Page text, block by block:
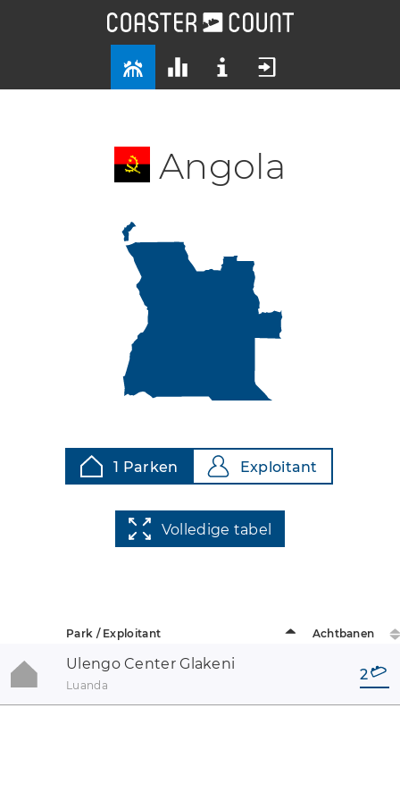
Angola
1 Parken Exploitant
Volledige tabel
Park / Exploitant Achtbanen
Ulengo Center Glakeni
Luanda
2